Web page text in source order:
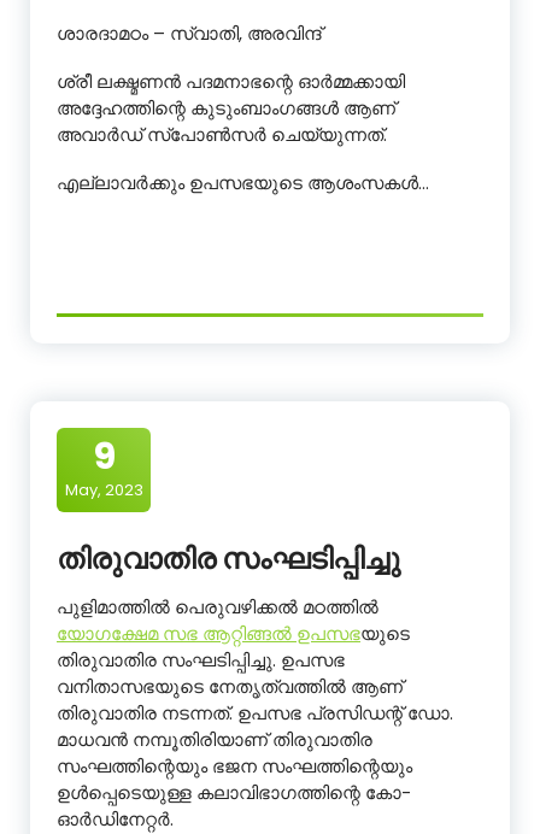
ശാരദാമഠം – സ്വാതി, അരവിന്ദ്
ശ്രീ ലക്ഷ്മണൻ പദമനാഭന്റെ ഓർമ്മക്കായി
അദ്ദേഹത്തിന്റെ കുടുംബാംഗങ്ങൾ ആണ്
അവാർഡ് സ്പോൺസർ ചെയ്യുന്നത്.
എല്ലാവർക്കും ഉപസഭയുടെ ആശംസകൾ…
9
May, 2023
തിരുവാതിര സംഘടിപ്പിച്ചു
പുളിമാത്തിൽ പെരുവഴിക്കൽ മഠത്തിൽ
യോഗക്ഷേമ സഭ ആറ്റിങ്ങൽ ഉപസഭയുടെ
തിരുവാതിര സംഘടിപ്പിച്ചു. ഉപസഭ
വനിതാസഭയുടെ നേതൃത്വത്തിൽ ആണ്
തിരുവാതിര നടന്നത്. ഉപസഭ പ്രസിഡന്റ് ഡോ.
മാധവൻ നമ്പൂതിരിയാണ് തിരുവാതിര
സംഘത്തിന്റെയും ഭജന സംഘത്തിന്റെയും
ഉൾപ്പെടെയുള്ള കലാവിഭാഗത്തിന്റെ കോ-
ഓർഡിനേറ്റർ.